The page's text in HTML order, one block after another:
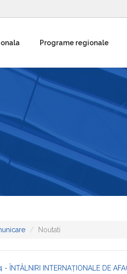
Programe regionale
Noutati
ÎNTÂLNIRI INTERNAȚIONALE DE